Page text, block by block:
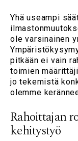
Yhä useampi
ole varsinainen
pitkään ei vain
toimien
jo tekemistä
olemme
Rahoittajan
kehitystyö